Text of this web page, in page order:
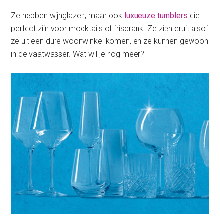
Ze hebben wijnglazen, maar ook luxueuze tumblers die
perfect zijn voor mocktails of frisdrank. Ze zien eruit alsof
ze uit een dure woonwinkel komen, en ze kunnen gewoon
in de vaatwasser. Wat wil je nog meer?